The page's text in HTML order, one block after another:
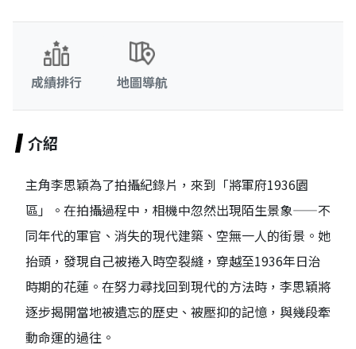
成績排行 地圖導航
介紹
主角李思穎為了拍攝紀錄片，來到「將軍府1936園
區」。在拍攝過程中，相機中忽然出現陌生景象——不
同年代的軍官、消失的現代建築、空無一人的街景。她
抬頭，發現自己被捲入時空裂縫，穿越至1936年日治
時期的花蓮。在努力尋找回到現代的方法時，李思穎將
逐步揭開當地被遺忘的歷史、被壓抑的記憶，與幾段牽
動命運的過往。